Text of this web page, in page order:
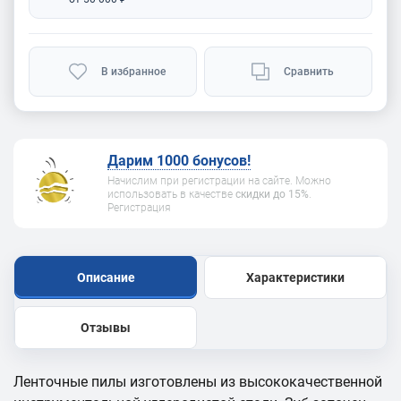
В избранное Сравнить
Дарим 1000 бонусов!
Начислим при регистрации на сайте. Можно
использовать в качестве скидки до 15%.
Регистрация
Описание Характеристики
Отзывы
Ленточные пилы изготовлены из высококачественной